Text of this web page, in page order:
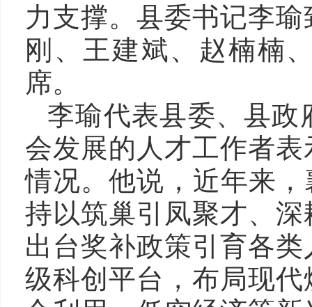
力支撑。县委书记李
刚、王建斌、赵楠楠
席。
李瑜代表县委、县政
会发展的人才工作者
情况。他说，近年来
持以筑巢引凤聚才、
出台奖补政策引育各
级科创平台，布局现